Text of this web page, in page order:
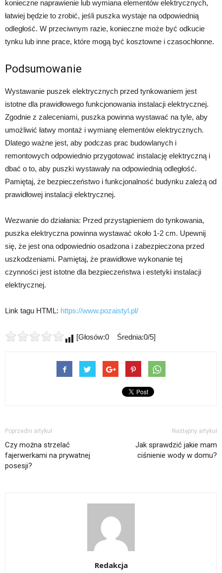
konieczne naprawienie lub wymiana elementów elektrycznych,
łatwiej będzie to zrobić, jeśli puszka wystaje na odpowiednią
odległość. W przeciwnym razie, konieczne może być odkucie
tynku lub inne prace, które mogą być kosztowne i czasochłonne.
Podsumowanie
Wystawanie puszek elektrycznych przed tynkowaniem jest
istotne dla prawidłowego funkcjonowania instalacji elektrycznej.
Zgodnie z zaleceniami, puszka powinna wystawać na tyle, aby
umożliwić łatwy montaż i wymianę elementów elektrycznych.
Dlatego ważne jest, aby podczas prac budowlanych i
remontowych odpowiednio przygotować instalację elektryczną i
dbać o to, aby puszki wystawały na odpowiednią odległość.
Pamiętaj, że bezpieczeństwo i funkcjonalność budynku zależą od
prawidłowej instalacji elektrycznej.
Wezwanie do działania: Przed przystąpieniem do tynkowania,
puszka elektryczna powinna wystawać około 1-2 cm. Upewnij
się, że jest ona odpowiednio osadzona i zabezpieczona przed
uszkodzeniami. Pamiętaj, że prawidłowe wykonanie tej
czynności jest istotne dla bezpieczeństwa i estetyki instalacji
elektrycznej.
Link tagu HTML: https://www.pozaistyl.pl/
[Głosów:0 Średnia:0/5]
Poprzedni artykuł
Czy można strzelać
fajerwerkami na prywatnej
posesji?
Następny artykuł
Jak sprawdzić jakie mam
ciśnienie wody w domu?
Redakcja